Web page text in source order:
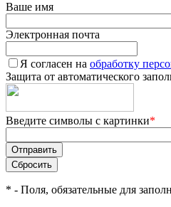
Ваше имя
Электронная почта
Я согласен на обработку
Защита от автоматического
Введите символы с картинки*
* - Поля, обязательные для